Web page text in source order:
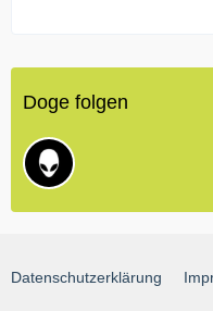
Doge folgen
Datenschutzerklärung